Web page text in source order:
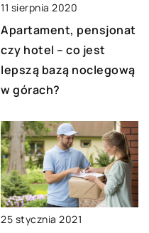
11 sierpnia 2020
Apartament, pensjonat
czy hotel – co jest
lepszą bazą noclegową
w górach?
25 stycznia 2021